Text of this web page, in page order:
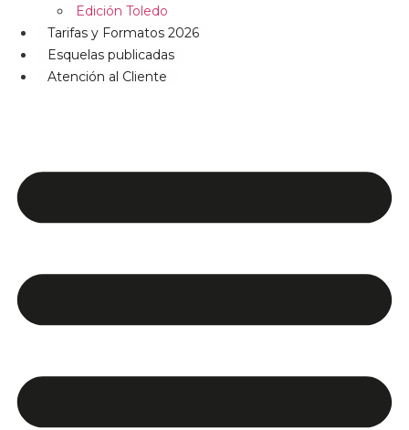
Edición Toledo
Tarifas y Formatos 2026
Esquelas publicadas
Atención al Cliente